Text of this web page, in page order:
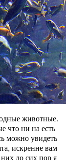
животные.
что ни на есть
можно увидеть
искренне вам
до сих пор я